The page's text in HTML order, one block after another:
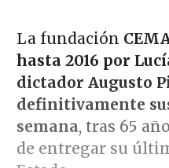
La fundación
hasta 2016 por
dictador Augusto
definitivamente
semana, tras 65
de entregar su